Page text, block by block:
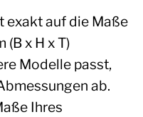
exakt auf die Maße
(B x H x T)
Modelle passt,
ab.
Ihres